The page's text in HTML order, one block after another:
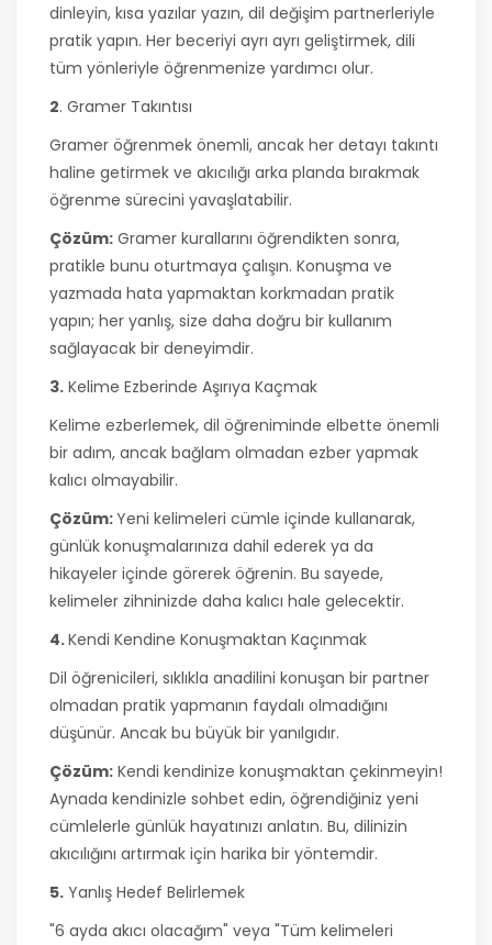
dinleyin, kısa yazılar yazın, dil değişim partnerleriyle
pratik yapın. Her beceriyi ayrı ayrı geliştirmek, dili
tüm yönleriyle öğrenmenize yardımcı olur.
2. Gramer Takıntısı
Gramer öğrenmek önemli, ancak her detayı takıntı
haline getirmek ve akıcılığı arka planda bırakmak
öğrenme sürecini yavaşlatabilir.
Çözüm: Gramer kurallarını öğrendikten sonra,
pratikle bunu oturtmaya çalışın. Konuşma ve
yazmada hata yapmaktan korkmadan pratik
yapın; her yanlış, size daha doğru bir kullanım
sağlayacak bir deneyimdir.
3. Kelime Ezberinde Aşırıya Kaçmak
Kelime ezberlemek, dil öğreniminde elbette önemli
bir adım, ancak bağlam olmadan ezber yapmak
kalıcı olmayabilir.
Çözüm:Yeni kelimeleri cümle içinde kullanarak,
günlük konuşmalarınıza dahil ederek ya da
hikayeler içinde görerek öğrenin. Bu sayede,
kelimeler zihninizde daha kalıcı hale gelecektir.
4.Kendi Kendine Konuşmaktan Kaçınmak
Dil öğrenicileri, sıklıkla anadilini konuşan bir partner
olmadan pratik yapmanın faydalı olmadığını
düşünür. Ancak bu büyük bir yanılgıdır.
Çözüm: Kendi kendinize konuşmaktan çekinmeyin!
Aynada kendinizle sohbet edin, öğrendiğiniz yeni
cümlelerle günlük hayatınızı anlatın. Bu, dilinizin
akıcılığını artırmak için harika bir yöntemdir.
5. Yanlış Hedef Belirlemek
"6 ayda akıcı olacağım" veya "Tüm kelimeleri